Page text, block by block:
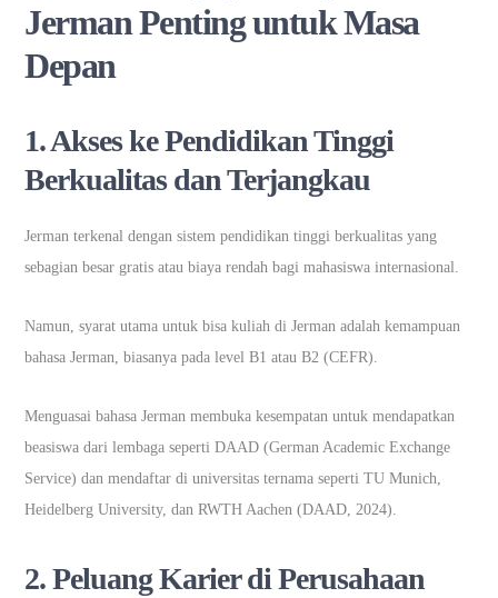
Jerman Penting untuk Masa
Depan
1. Akses ke Pendidikan Tinggi
Berkualitas dan Terjangkau
Jerman terkenal dengan sistem pendidikan tinggi berkualitas yang
sebagian besar gratis atau biaya rendah bagi mahasiswa internasional.
Namun, syarat utama untuk bisa kuliah di Jerman adalah kemampuan
bahasa Jerman, biasanya pada level B1 atau B2 (CEFR).
Menguasai bahasa Jerman membuka kesempatan untuk mendapatkan
beasiswa dari lembaga seperti DAAD (German Academic Exchange
Service) dan mendaftar di universitas ternama seperti TU Munich,
Heidelberg University, dan RWTH Aachen (DAAD, 2024).
2. Peluang Karier di Perusahaan